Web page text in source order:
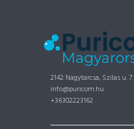
2142 Nagytarcsa, Szilas u. 7.
info@puricom.hu
+36302223162